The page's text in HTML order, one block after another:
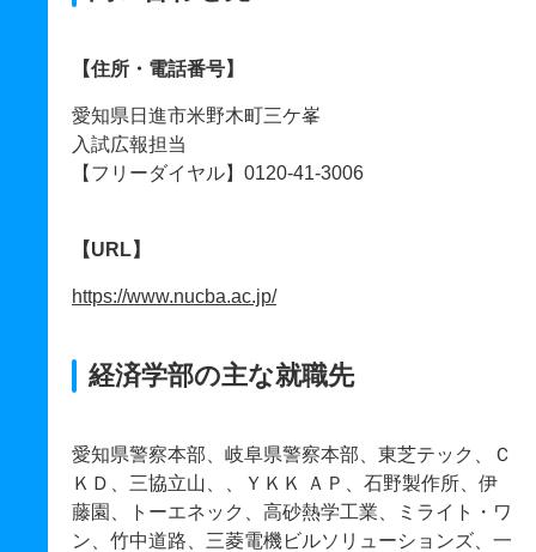
【住所・電話番号】
愛知県日進市米野木町三ケ峯
入試広報担当
【フリーダイヤル】0120-41-3006
【URL】
https://www.nucba.ac.jp/
経済学部の主な就職先
愛知県警察本部、岐阜県警察本部、東芝テック、Ｃ
ＫＤ、三協立山、、ＹＫＫ ＡＰ、石野製作所、伊
藤園、トーエネック、高砂熱学工業、ミライト・ワ
ン、竹中道路、三菱電機ビルソリューションズ、一